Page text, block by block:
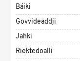
Báiki
Govvideaddji
Jahki
Riektedoalli